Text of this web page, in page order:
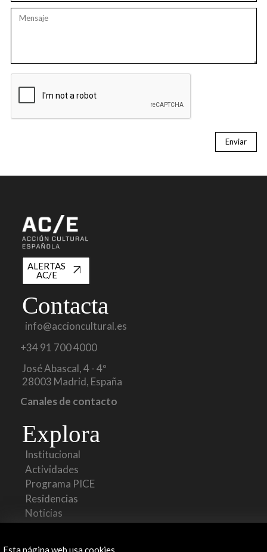
Enviar
ALERTAS
AC/E
Contacta
info@accioncultural.es
+34 91 700 4000
José Abascal, 4 - 4º
28003 Madrid, España
Canales de contacto
Explora
Institucional
Actividades
Programa PICE
Residencias
Noticias